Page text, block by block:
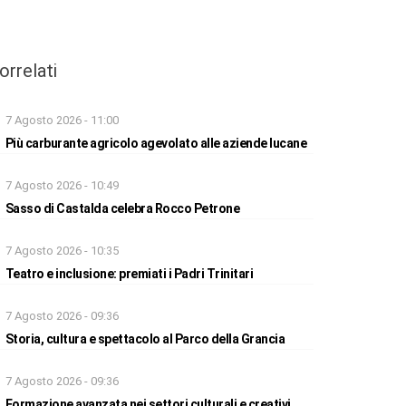
7 Agosto 2026 - 11:00
Più carburante agricolo agevolato alle aziende lucane
7 Agosto 2026 - 10:49
Sasso di Castalda celebra Rocco Petrone
7 Agosto 2026 - 10:35
Teatro e inclusione: premiati i Padri Trinitari
7 Agosto 2026 - 09:36
Storia, cultura e spettacolo al Parco della Grancia
7 Agosto 2026 - 09:36